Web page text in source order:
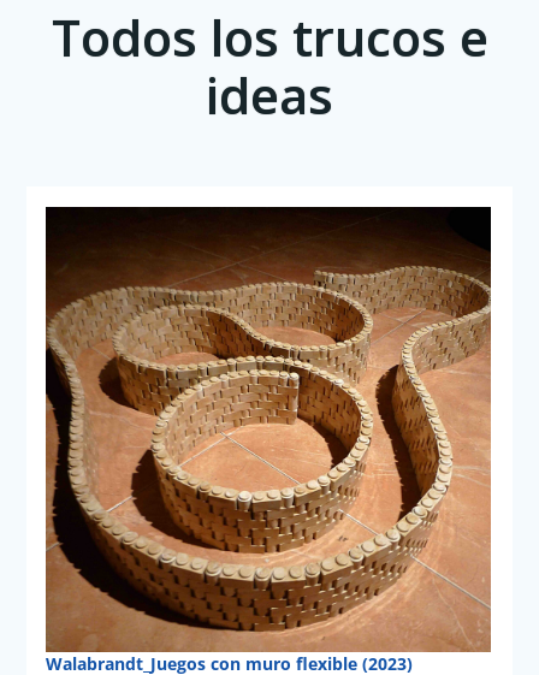
Todos los trucos e
ideas
Walabrandt_Juegos con muro flexible (2023)